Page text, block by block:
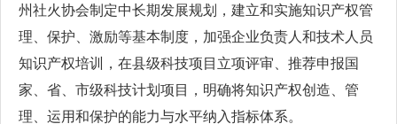
州社火协会制定中长期发展规划，建立和实施知识产权管
理、保护、激励等基本制度，加强企业负责人和技术人员
知识产权培训，在县级科技项目立项评审、推荐申报国
家、省、市级科技计划项目，明确将知识产权创造、管
理、运用和保护的能力与水平纳入指标体系。